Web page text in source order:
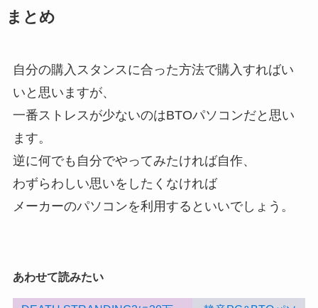
まとめ
自分の購入スタンスに合った方法で購入すればい
いと思いますが、
一番ストレスが少ないのはBTOパソコンだと思い
ます。
逆に何でも自分でやってみたければ自作、
わずらわしい思いをしたくなければ
メーカーのパソコンを利用するといいでしょう。
あわせて読みたい